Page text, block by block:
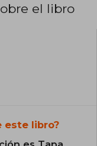
el libro
este libro?